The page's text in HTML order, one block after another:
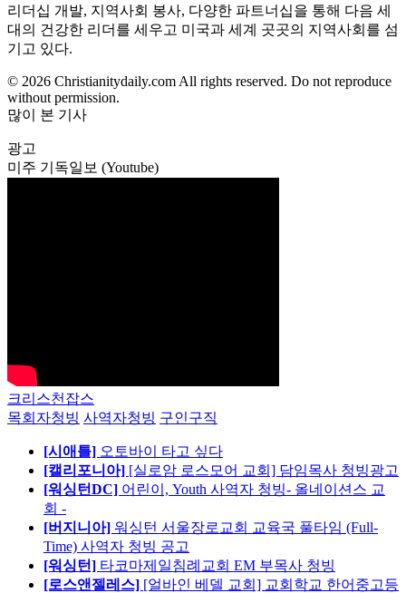
리더십 개발, 지역사회 봉사, 다양한 파트너십을 통해 다음 세
대의 건강한 리더를 세우고 미국과 세계 곳곳의 지역사회를 섬
기고 있다.
© 2026 Christianitydaily.com All rights reserved. Do not reproduce
without permission.
많이 본 기사
광고
미주 기독일보 (Youtube)
크리스천잡스
목회자청빙 사역자청빙 구인구직
[시애틀] 오토바이 타고 싶다
[캘리포니아] [실로암 로스모어 교회] 담임목사 청빙광고
[워싱턴DC] 어린이, Youth 사역자 청빙- 올네이션스 교
회 -
[버지니아] 워싱턴 서울장로교회 교육국 풀타임 (Full-
Time) 사역자 청빙 공고
[워싱턴] 타코마제일침례교회 EM 부목사 청빙
[로스앤젤레스] [얼바인 베델 교회] 교회학교 한어중고등